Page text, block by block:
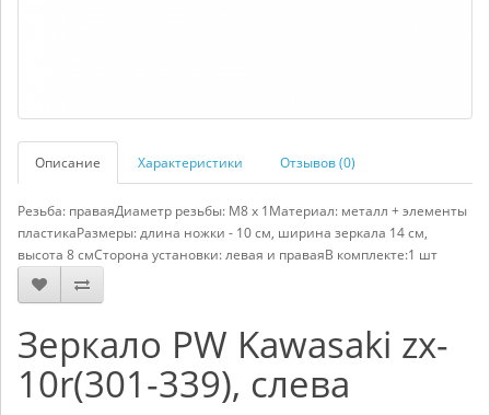
Описание Характеристики Отзывов (0)
Резьба: праваяДиаметр резьбы: М8 х 1Материал: металл + элементы
пластикаРазмеры: длина ножки - 10 см, ширина зеркала 14 см,
высота 8 смСторона установки: левая и праваяВ комплекте:1 шт
Зеркало PW Kawasaki zx-
10r(301-339), слева